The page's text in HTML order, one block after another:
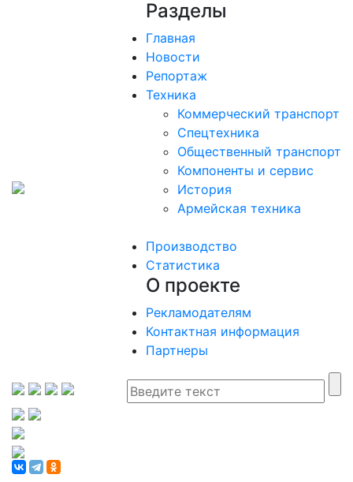
Разделы
Главная
Новости
Репортаж
Техника
Коммерческий транспорт
Спецтехника
Общественный транспорт
Компоненты и сервис
История
Армейская техника
Производство
Статистика
О проекте
Рекламодателям
Контактная информация
Партнеры